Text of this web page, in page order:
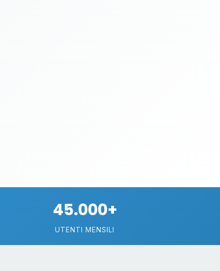
45.000+
UTENTI MENSILI